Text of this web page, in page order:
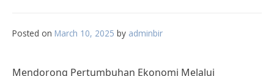
Posted on March 10, 2025 by adminbir
Mendorong Pertumbuhan Ekonomi Melalui